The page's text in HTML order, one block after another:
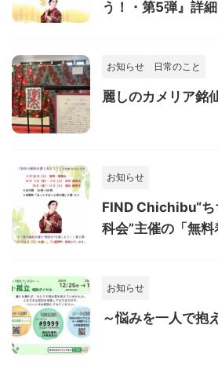
う！・第5弾』詳細
お知らせ 日常のこと
麗しのカメリア銘
お知らせ
FIND Chichibu“ち
科会”主催の「無料
お知らせ
～悩みを一人で抱